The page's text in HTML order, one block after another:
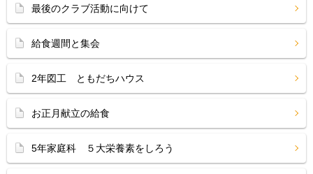
最後のクラブ活動に向けて
給食週間と集会
2年図工 ともだちハウス
お正月献立の給食
5年家庭科 ５大栄養素をしろう